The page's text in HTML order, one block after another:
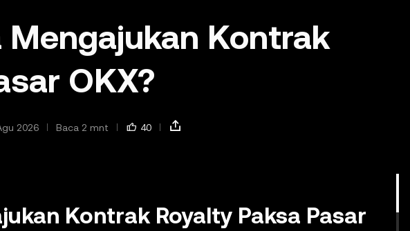
Mengajukan Kontrak
OKX?
2026 Baca 2 mnt 40
Kontrak Royalty Paksa Pasar